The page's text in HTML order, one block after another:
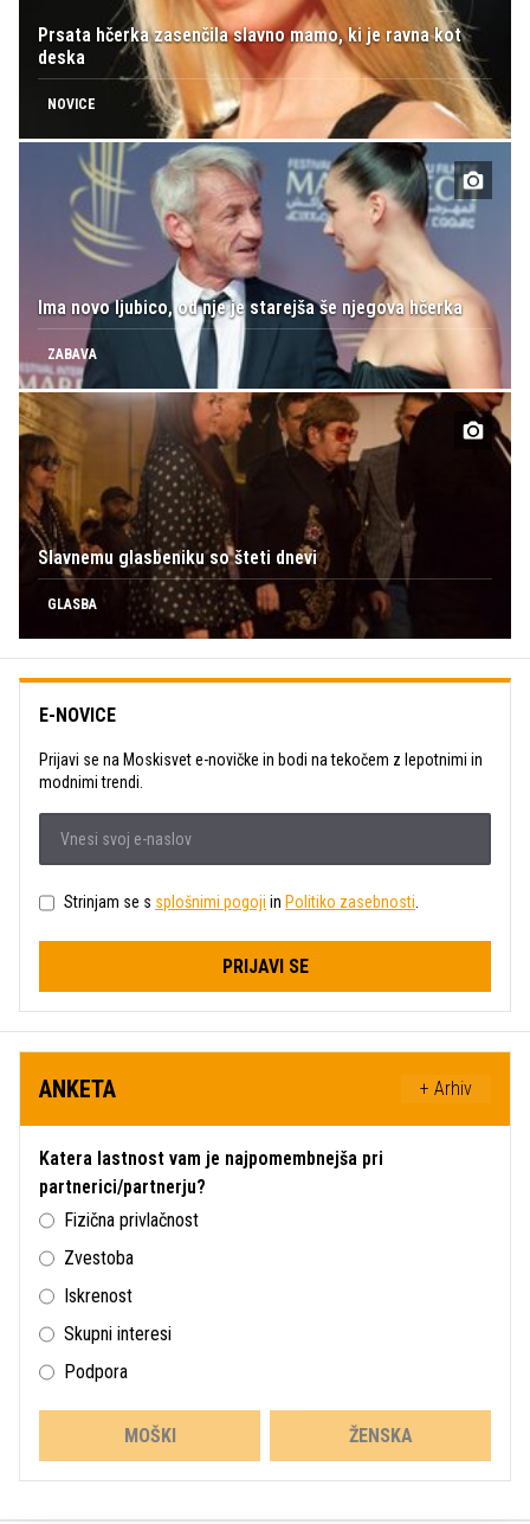
Prsata hčerka zasenčila slavno mamo, ki je ravna kot
deska
NOVICE
Ima novo ljubico, od nje je starejša še njegova hčerka
ZABAVA
Slavnemu glasbeniku so šteti dnevi
GLASBA
E-NOVICE
Prijavi se na Moskisvet e-novičke in bodi na tekočem z lepotnimi in
modnimi trendi.
Strinjam se s splošnimi pogoji in Politiko zasebnosti.
PRIJAVI SE
ANKETA + Arhiv
Katera lastnost vam je najpomembnejša pri
partnerici/partnerju?
Fizična privlačnost
Zvestoba
Iskrenost
Skupni interesi
Podpora
MOŠKI ŽENSKA